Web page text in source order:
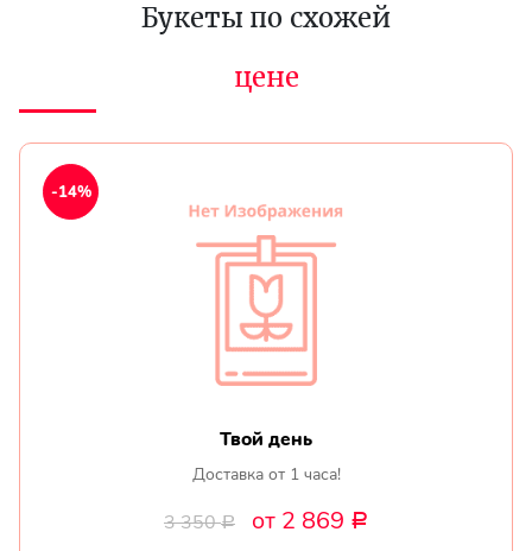
Букеты по схожей
цене
Твой день
Доставка от 1 часа!
3 350Р от 2 869 Р
-14%